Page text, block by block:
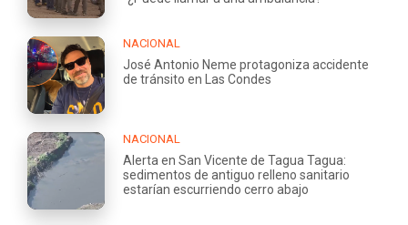
NACIONAL
José Antonio Neme protagoniza accidente
de tránsito en Las Condes
NACIONAL
Alerta en San Vicente de Tagua Tagua:
sedimentos de antiguo relleno sanitario
estarían escurriendo cerro abajo